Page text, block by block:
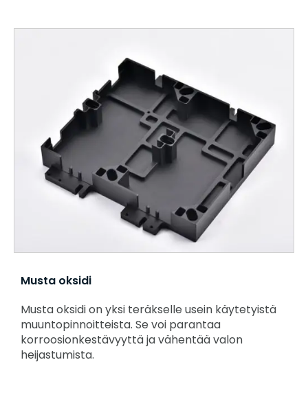
Musta oksidi
Musta oksidi on yksi teräkselle usein käytetyistä
muuntopinnoitteista. Se voi parantaa
korroosionkestävyyttä ja vähentää valon
heijastumista.